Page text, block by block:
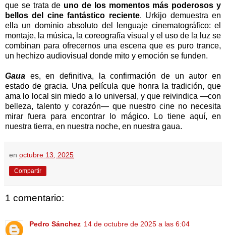
que se trata de uno de los momentos más poderosos y
bellos del cine fantástico reciente. Urkijo demuestra en
ella un dominio absoluto del lenguaje cinematográfico: el
montaje, la música, la coreografía visual y el uso de la luz se
combinan para ofrecernos una escena que es puro trance,
un hechizo audiovisual donde mito y emoción se funden.
Gaua es, en definitiva, la confirmación de un autor en
estado de gracia. Una película que honra la tradición, que
ama lo local sin miedo a lo universal, y que reivindica —con
belleza, talento y corazón— que nuestro cine no necesita
mirar fuera para encontrar lo mágico. Lo tiene aquí, en
nuestra tierra, en nuestra noche, en nuestra gaua.
en octubre 13, 2025
Compartir
1 comentario:
Pedro Sánchez 14 de octubre de 2025 a las 6:04